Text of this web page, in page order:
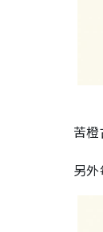
苦
另